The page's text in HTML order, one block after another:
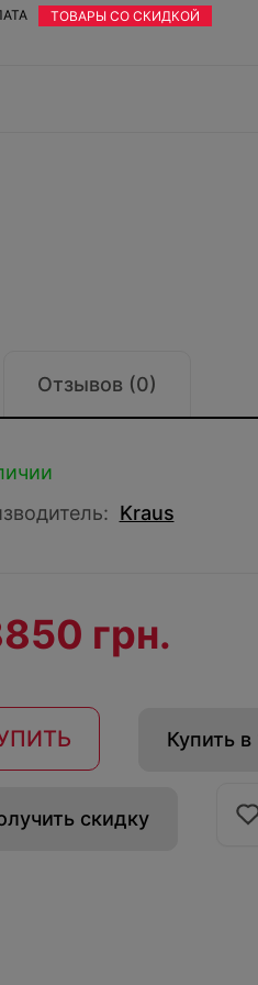
ТОВАРЫ СО СКИДКОЙ
Отзывов (0)
Kraus
грн.
Купить в
скидку